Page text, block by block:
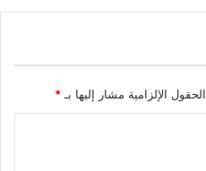
الحقول الإلزامية مشار إليها بـ*